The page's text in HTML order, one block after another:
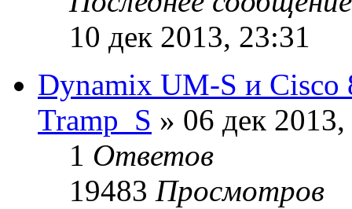
10 дек 2013, 23:31
Dynamix UM-S и Cisco
Tramp_S » 06 дек
1 Ответов
19483 Просмотров